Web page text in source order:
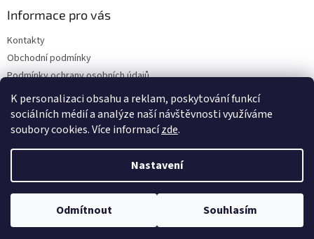
K personalizaci obsahu a reklam, poskytování funkcí
sociálních médií a analýze naší návštěvnosti využíváme
soubory cookies. Více informacízde.
Nastavení
Odmítnout Souhlasím
Informace pro vás
Kontakty
Obchodní podmínky
Podmínky ochrany osobních údajů
Dodací a platební podmínky
Copyright 2026drogerie-vanura.cz. Všechna práva vyhrazena.
Upravit nastavení cookies